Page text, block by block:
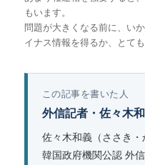
もいます。
問題が大きくなる前に、い
イナス情報を得るか、とても
この記事を書いた人
外信記者・佐々木
佐々木和義（ささき・
韓国政府機関公認 外